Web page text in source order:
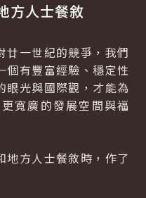
方人士餐敘
一世紀的競爭，我們
個有豐富經驗、穩定性
眼光與國際觀，才能為
寬廣的發展空間與福
方人士餐敘時，作了